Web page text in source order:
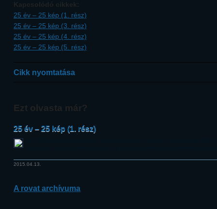
Kapcsolódó cikkek:
25 év – 25 kép (1. rész)
25 év – 25 kép (3. rész)
25 év – 25 kép (4. rész)
25 év – 25 kép (5. rész)
Cikk nyomtatása
Ezt olvasta már?
25 év – 25 kép (1. rész)
2015.04.13.
A rovat archívuma